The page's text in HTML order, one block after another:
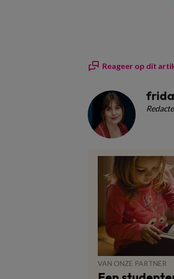
Reageer op dit
VAN ONZE PARTNER